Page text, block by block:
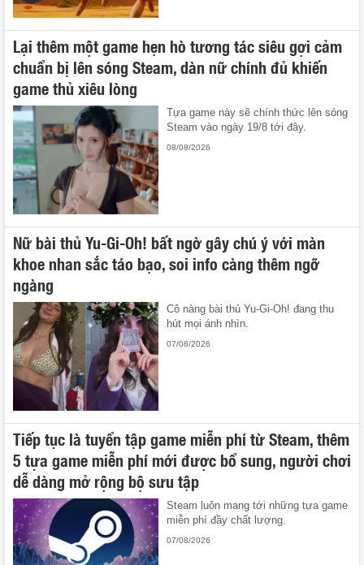
Lại thêm một game hẹn hò tương tác siêu gợi cảm
chuẩn bị lên sóng Steam, dàn nữ chính đủ khiến
game thủ xiêu lòng
Tựa game này sẽ chính thức lên sóng
Steam vào ngày 19/8 tới đây.
08/08/2026
Nữ bài thủ Yu-Gi-Oh! bất ngờ gây chú ý với màn
khoe nhan sắc táo bạo, soi info càng thêm ngỡ
ngàng
Cô nàng bài thủ Yu-Gi-Oh! đang thu
hút mọi ánh nhìn.
07/08/2026
Tiếp tục là tuyển tập game miễn phí từ Steam, thêm
5 tựa game miễn phí mới được bổ sung, người chơi
dễ dàng mở rộng bộ sưu tập
Steam luôn mang tới những tựa game
miễn phí đầy chất lượng.
07/08/2026